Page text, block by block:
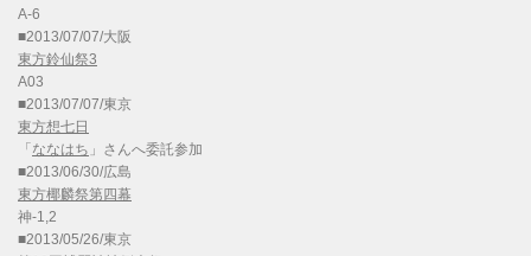
A-6
■2013/07/07/大阪
東方鈴仙祭3
A03
■2013/07/07/東京
東方想七日
「 ななはち 」さんへ委託参加
■2013/06/30/広島
東方椰麟祭第四幕
神-1,2
■2013/05/26/東京